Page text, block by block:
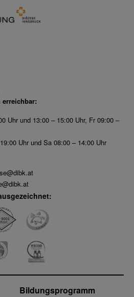
Uhr und 13:00 – 15:00 Uhr, Fr 09:00 –
Uhr und Sa 08:00 – 14:00 Uhr
Bildungsprogramm